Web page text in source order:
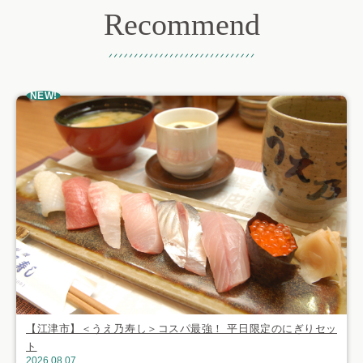
Recommend
NEW!
【江津市】＜うえ乃寿し＞コスパ最強！ 平日限定のにぎりセッ
ト